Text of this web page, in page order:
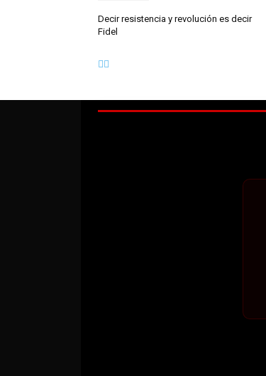
Decir resistencia y revolución es decir
Fidel